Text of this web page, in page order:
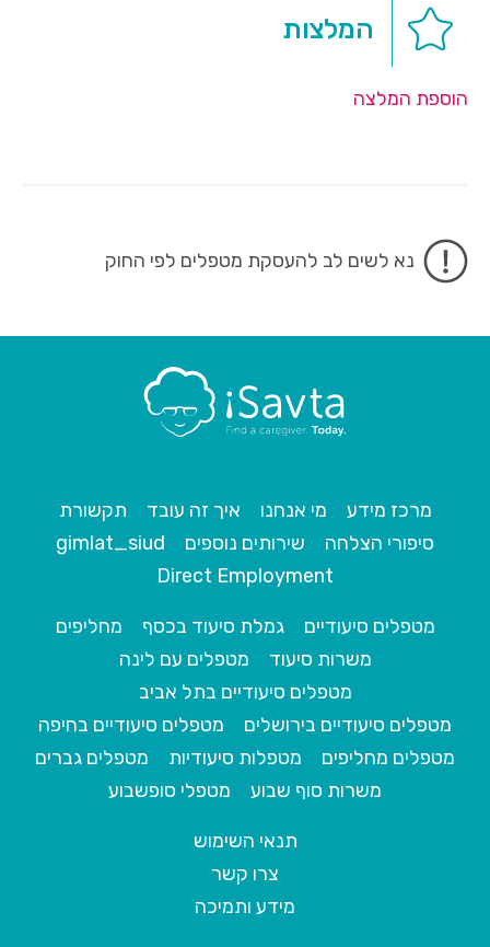
המלצות
הוספת המלצה
נא לשים לב להעסקת מטפלים לפי החוק
מרכז מידע מי אנחנו איך זה עובד
תקשורת
סיפורי הצלחה
שירותים נוספים
gimlat_siud
Direct Employment
מטפלים סיעודיים גמלת סיעוד בכסף
מחליפים
משרות סיעוד
מטפלים עם לינה
מטפלים סיעודיים בתל אביב
מטפלים סיעודיים בירושלים
מטפלים סיעודיים בחיפה
מטפלים מחליפים
מטפלות סיעודיות
מטפלים גברים
משרות סוף שבוע
מטפלי סופשבוע
תנאי השימוש
צרו קשר
מידע ותמיכה